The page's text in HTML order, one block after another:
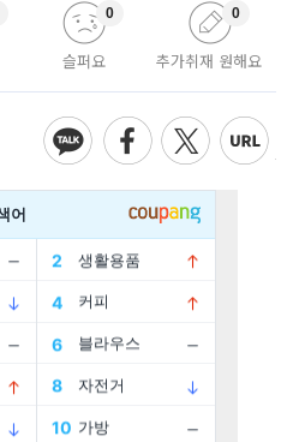
슬퍼요
0
추가취재 원해요
0